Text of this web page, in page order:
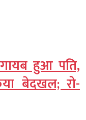
हुआ पति,
बेदखल; रो-